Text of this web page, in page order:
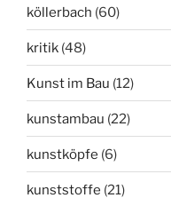
köllerbach (60)
kritik (48)
Kunst im Bau (12)
kunstambau (22)
kunstköpfe (6)
kunststoffe (21)